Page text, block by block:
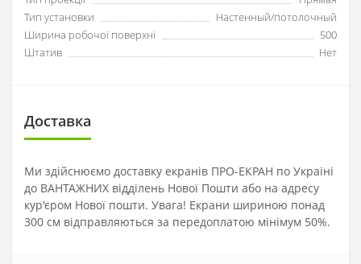
Тип установки
Настенный/потолочный
Ширина робочої поверхні
500
Штатив
Нет
Доставка
Ми здійснюємо доставку екранів ПРО-ЕКРАН по Україні
до ВАНТАЖНИХ відділень Нової Пошти або на адресу
кур'єром Нової пошти. Увага! Екрани шириною понад
300 см відправляються за передоплатою мінімум 50%.